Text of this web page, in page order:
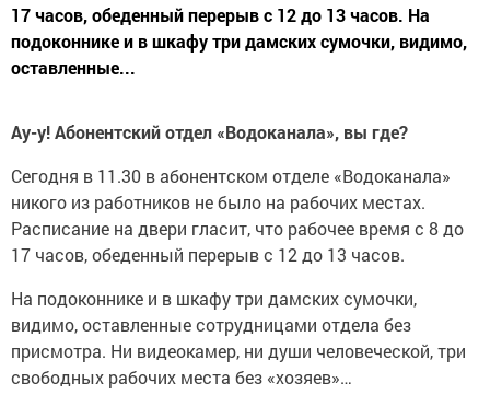
17 часов, обеденный перерыв с 12 до 13 часов. На
подоконнике и в шкафу три дамских сумочки, видимо,
оставленные...
Ау-у! Абонентский отдел «Водоканала», вы где?
Сегодня в 11.30 в абонентском отделе «Водоканала»
никого из работников не было на рабочих местах.
Расписание на двери гласит, что рабочее время с 8 до
17 часов, обеденный перерыв с 12 до 13 часов.
На подоконнике и в шкафу три дамских сумочки,
видимо, оставленные сотрудницами отдела без
присмотра. Ни видеокамер, ни души человеческой, три
свободных рабочих места без «хозяев»…